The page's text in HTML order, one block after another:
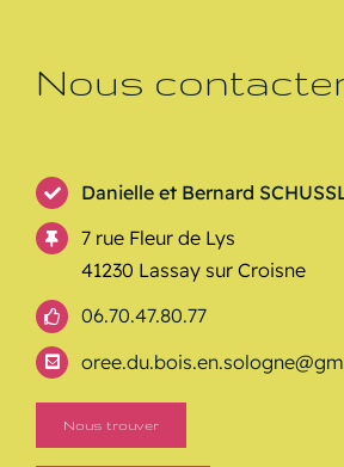
Nous
Danielle et Bernard
7 rue Fleur de Lys
41230 Lassay sur Croisne
06.70.47.80.77
Nous trouver